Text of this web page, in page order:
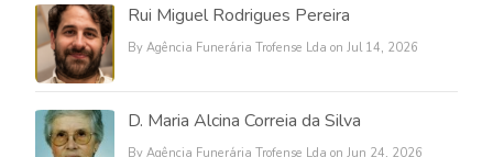
Rui Miguel Rodrigues Pereira
By Agência Funerária Trofense Lda on Jul 14, 2026
D. Maria Alcina Correia da Silva
By Agência Funerária Trofense Lda on Jun 24, 2026